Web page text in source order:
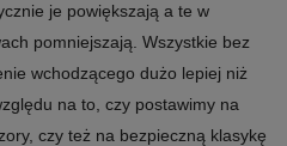
je powiększają a te w
pomniejszają. Wszystkie bez
wchodzącego dużo lepiej niż
na to, czy postawimy na
czy też na bezpieczną klasykę